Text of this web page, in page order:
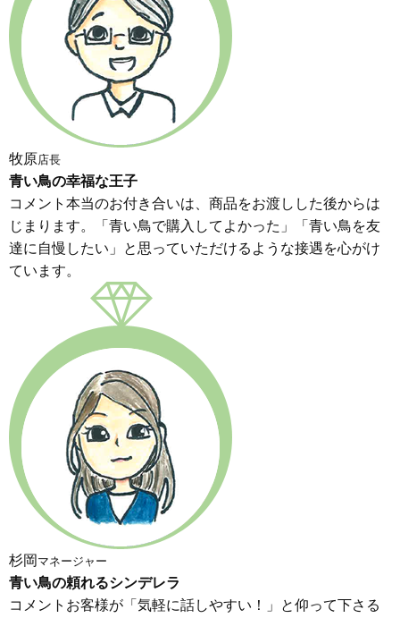
牧原店長
青い鳥の幸福な王子
コメント本当のお付き合いは、商品をお渡しした後からは
じまります。「青い鳥で購入してよかった」「青い鳥を友
達に自慢したい」と思っていただけるような接遇を心がけ
ています。
杉岡マネージャー
青い鳥の頼れるシンデレラ
コメントお客様が「気軽に話しやすい！」と仰って下さる